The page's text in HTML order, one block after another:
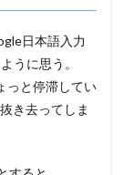
日本語入力
うに思う。
っと停滞してい
き去ってしま